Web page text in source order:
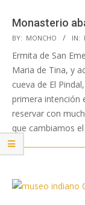
Monasterio
2019-
04-
24
BY: MONCHO IN:
Ermita de San
Maria de Tina, y
cueva de El
primera intención
reservar con
que cambiamos el